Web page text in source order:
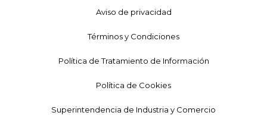
Aviso de privacidad
Términos y Condiciones
Política de Tratamiento de Información
Política de Cookies
Superintendencia de Industria y Comercio